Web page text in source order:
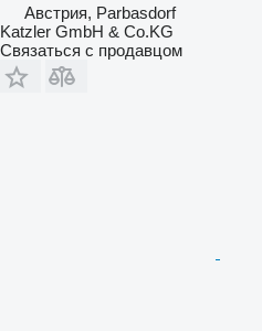
Австрия, Parbasdorf
Katzler GmbH & Co.KG
Связаться с продавцом